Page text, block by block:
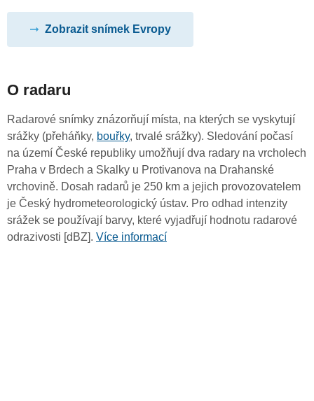
Zobrazit snímek Evropy
O radaru
Radarové snímky znázorňují místa, na kterých se vyskytují
srážky (přeháňky, bouřky, trvalé srážky). Sledování počasí
na území České republiky umožňují dva radary na vrcholech
Praha v Brdech a Skalky u Protivanova na Drahanské
vrchovině. Dosah radarů je 250 km a jejich provozovatelem
je Český hydrometeorologický ústav. Pro odhad intenzity
srážek se používají barvy, které vyjadřují hodnotu radarové
odrazivosti [dBZ]. Více informací